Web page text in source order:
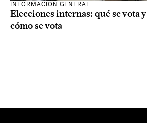
INFORMACIÓN GENERAL
Elecciones internas: qué se vota y
cómo se vota